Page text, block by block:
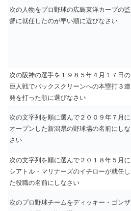
次の人物をプロ野球の広島東洋カープの監
督に就任したのが早い順に選びなさい
次の阪神の選手を１９８５年４月１７日の
巨人戦でバックスクリーンへの本塁打３連
発を打った順に選びなさい
次の文字列を順に選んで２００９年７月に
オープンした新潟県の野球場の名前にしな
さい
次の文字列を順に選んで２０１８年５月に
シアトル・マリナーズのイチローが就任し
た役職の名前にしなさい
次のプロ野球チームをディッキー・ゴンザ